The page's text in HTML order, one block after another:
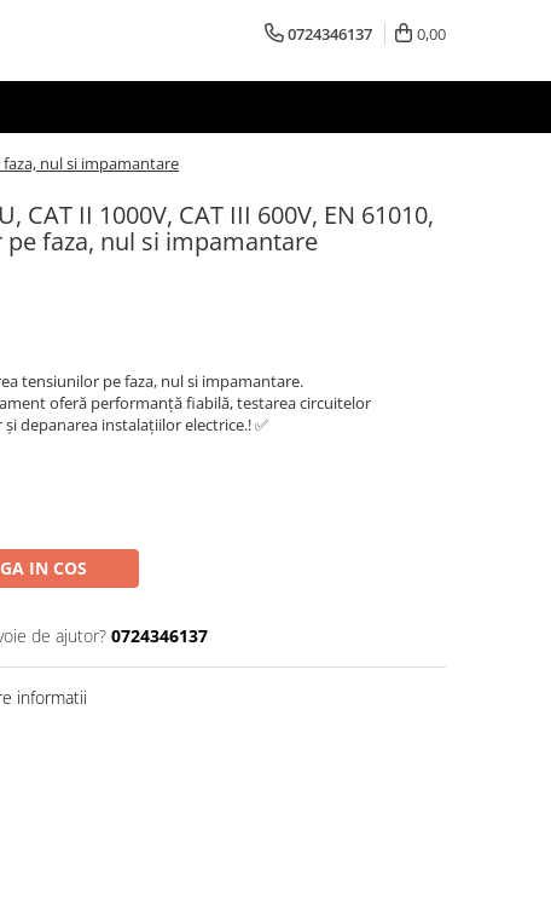
0724346137 0,00
faza, nul si impamantare
CAT II 1000V, CAT III 600V, EN 61010,
faza, nul si impamantare
tensiunilor pe faza, nul si impamantare.
oferă performanță fiabilă, testarea circuitelor
depanarea instalațiilor electrice.! ✅
IN COS
de ajutor? 0724346137
informatii